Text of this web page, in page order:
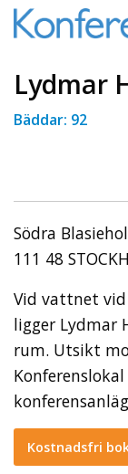
Lydmar
Bäddar: 92
Södra
111 48
Vid vattnet
ligger Lydmar
rum. Utsikt
Kostnadsfri